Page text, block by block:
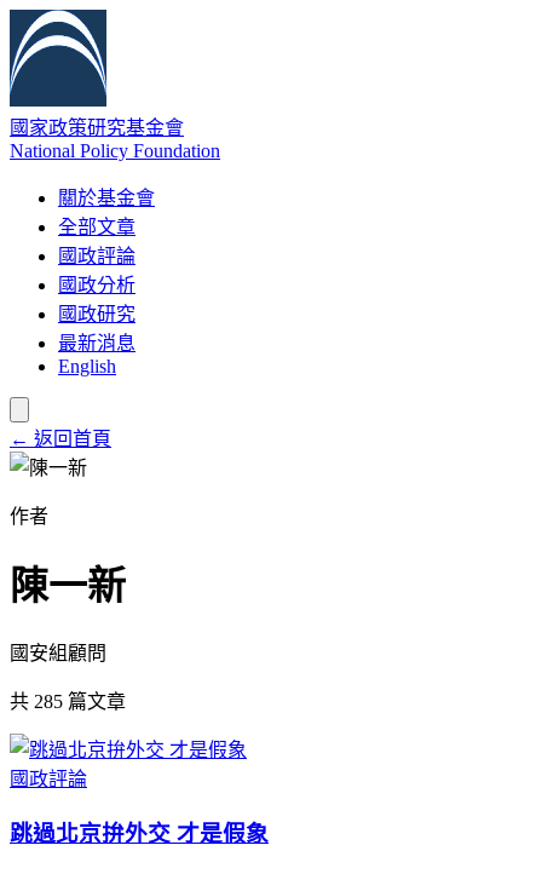
國家政策研究基金會
National Policy Foundation
關於基金會
全部文章
國政評論
國政分析
國政研究
最新消息
English
← 返回首頁
作者
陳一新
國安組顧問
共 285 篇文章
國政評論
跳過北京拚外交 才是假象